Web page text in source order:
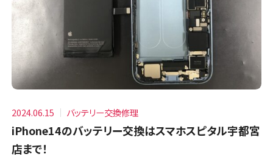
2024.06.15 バッテリー交換修理
iPhone14のバッテリー交換はスマホスピタル宇都宮
店まで！